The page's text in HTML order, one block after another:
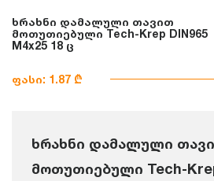
ხრახნი დამალული თავით
მოთუთიებული Tech-Krep DIN965
M4x25 18 ც
ფასი: 1.87 ₾
ხრახნი დამალული
მოთუთიებული Tech-